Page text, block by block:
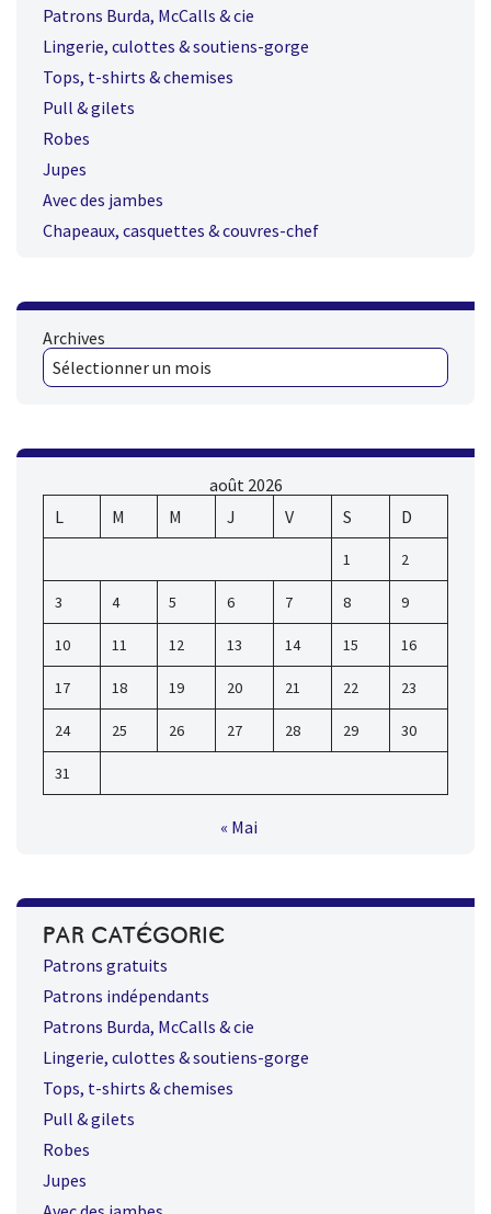
Patrons Burda, McCalls & cie
Lingerie, culottes & soutiens-gorge
Tops, t-shirts & chemises
Pull & gilets
Robes
Jupes
Avec des jambes
Chapeaux, casquettes & couvres-chef
Archives
août 2026
L
M M J V S D
1 2
3 4 5 6 7 8 9
10 11 12 13 14 15 16
17 18 19 20 21 22 23
24 25 26 27 28 29 30
31
« Mai
PAR CATÉGORIE
Patrons gratuits
Patrons indépendants
Patrons Burda, McCalls & cie
Lingerie, culottes & soutiens-gorge
Tops, t-shirts & chemises
Pull & gilets
Robes
Jupes